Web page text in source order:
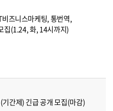
즈니스마케팅, 통번역,
집(1.24, 화, 14시까지)
간제) 긴급 공개 모집(마감)